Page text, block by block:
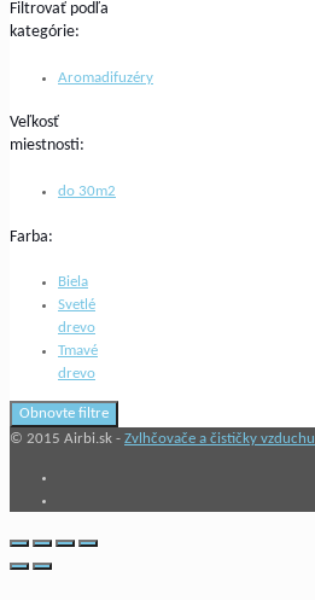
Filtrovať podľa
kategórie:
Aromadifuzéry
Veľkosť
miestnosti:
do 30m2
Farba:
Biela
Svetlé
drevo
Tmavé
drevo
Obnovte filtre
© 2015 Airbi.sk - Zvlhčovače a čističky vzduchu